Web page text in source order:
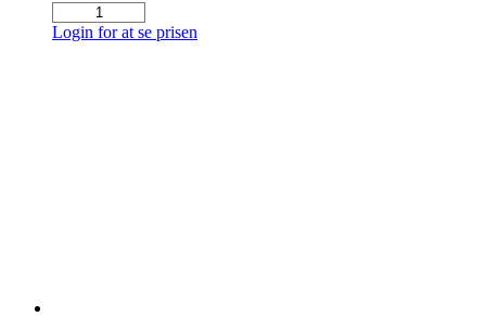
Animo
Mixermotor
Login for at se prisen